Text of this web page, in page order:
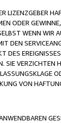
LIZENZGEBER
ODER
WENN WIR
DEN
VON